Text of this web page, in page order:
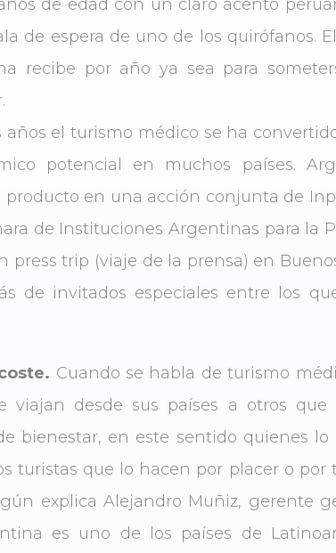
de edad con un claro acento
de espera de uno de los quirófanos.
recibe por año ya sea para
años el turismo médico se ha
potencial en muchos países.
en una acción conjunta de
de Instituciones Argentinas para la
press trip (viaje de la prensa) en
de invitados especiales entre los
Cuando se habla de turismo
viajan desde sus países a otros
bienestar, en este sentido quienes
turistas que lo hacen por placer o por
explica Alejandro Muñiz, gerente
es uno de los países de